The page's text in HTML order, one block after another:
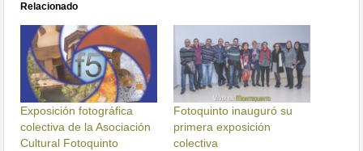
Relacionado
Exposición fotográfica
colectiva de la Asociación
Cultural Fotoquinto
Fotoquinto inauguró su
primera exposición
colectiva